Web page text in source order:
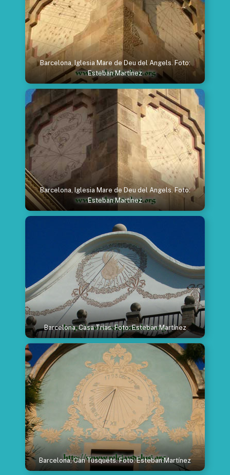
Barcelona, Iglesia Mare de Deu del Angels. Foto:
Esteban Martínez
Barcelona, Iglesia Mare de Deu del Angels. Foto:
Esteban Martínez
Barcelona, Casa Trías. Foto: Esteban Martínez
Barcelona, Can Tusquets. Foto: Esteban Martínez